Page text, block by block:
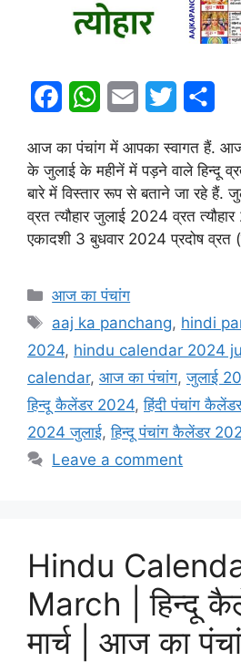
c
e
b
W
a
t
s
a
i
l
i
t
t
e
a
r
e
आज का पंचांग में आपका स्वागत हैं.
के जुलाई के महीनें में पड़ने वाले हिन्दू
बारे में विस्तार रूप से बताने जा रहे हैं.
व्रत त्यौहार जुलाई 2024 व्रत
एकादशी 3 बुधवार 2024 प्रदोष
Categories
आज का पंचांग
Tags
aaj ka panchang, hindi
2024, hindu calendar 2024
calendar, आज का पंचांग,जुलाई
हिन्दू कैलेंडर 2024,हिंदी पंचांग
2024 जुलाई,हिन्दू पंचांग कैलेंडर
Leave a comment
Hindu
March | हिन्दू
मार्च | आज का